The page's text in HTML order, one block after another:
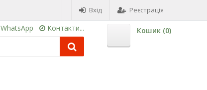
Вхід Реєстрація
WhatsApp Контакти... Кошик (0)